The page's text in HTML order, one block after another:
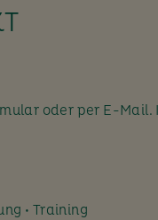
oder per E-Mail.
• Training